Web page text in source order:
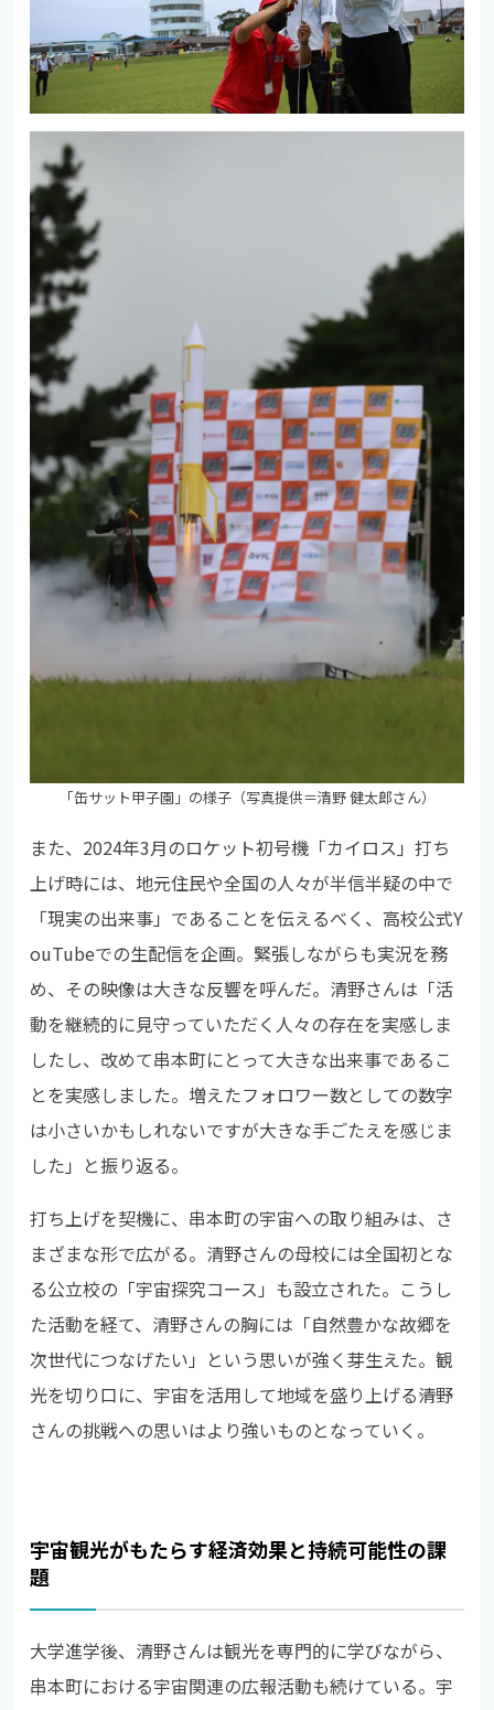
「缶サット甲子園」の様子（写真提供＝清野 健太郎さん）
また、2024年3月のロケット初号機「カイロス」打ち
上げ時には、地元住民や全国の人々が半信半疑の中で
「現実の出来事」であることを伝えるべく、高校公式Y
ouTubeでの生配信を企画。緊張しながらも実況を務
め、その映像は大きな反響を呼んだ。清野さんは「活
動を継続的に見守っていただく人々の存在を実感しま
したし、改めて串本町にとって大きな出来事であるこ
とを実感しました。増えたフォロワー数としての数字
は小さいかもしれないですが大きな手ごたえを感じま
した」と振り返る。
打ち上げを契機に、串本町の宇宙への取り組みは、さ
まざまな形で広がる。清野さんの母校には全国初とな
る公立校の「宇宙探究コース」も設立された。こうし
た活動を経て、清野さんの胸には「自然豊かな故郷を
次世代につなげたい」という思いが強く芽生えた。観
光を切り口に、宇宙を活用して地域を盛り上げる――清野
さんの挑戦への思いはより強いものとなっていく。
宇宙観光がもたらす経済効果と持続可能性の課
題
大学進学後、清野さんは観光を専門的に学びながら、
串本町における宇宙関連の広報活動も続けている。宇